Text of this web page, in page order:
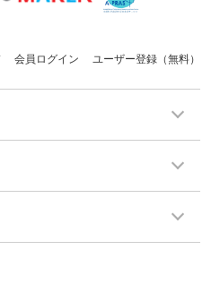
会員ログイン ユーザー登録（無料）